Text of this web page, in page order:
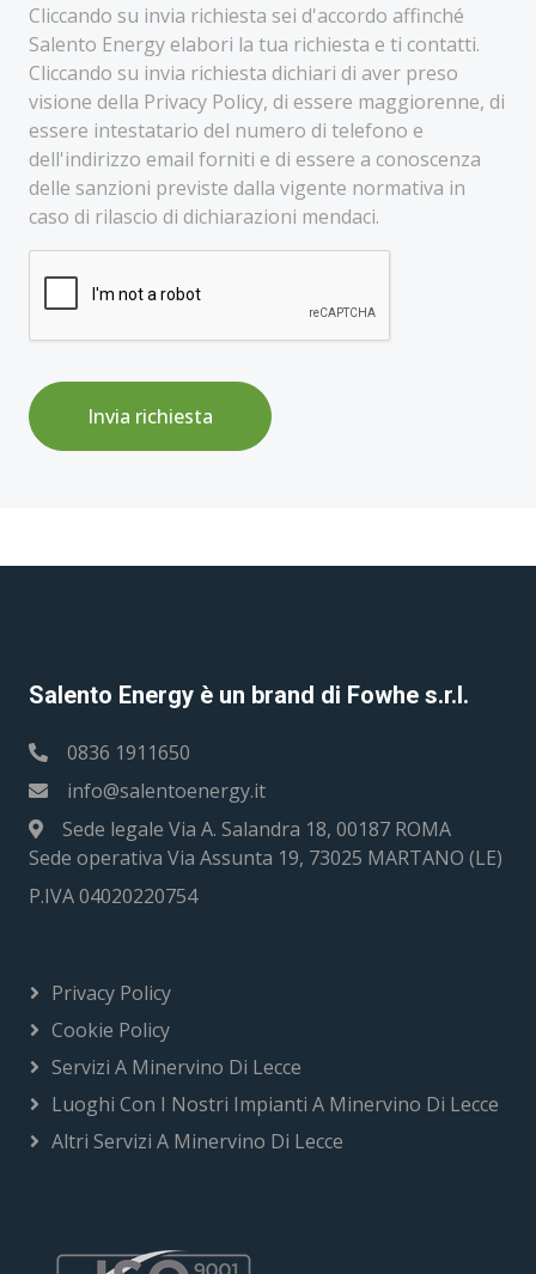
Cliccando su invia richiesta sei d'accordo affinché
Salento Energy elabori la tua richiesta e ti contatti.
Cliccando su invia richiesta dichiari di aver preso
visione della Privacy Policy, di essere maggiorenne, di
essere intestatario del numero di telefono e
dell'indirizzo email forniti e di essere a conoscenza
delle sanzioni previste dalla vigente normativa in
caso di rilascio di dichiarazioni mendaci.
Invia richiesta
Salento Energy è un brand di Fowhe s.r.l.
0836 1911650
info@salentoenergy.it
Sede legale Via A. Salandra 18, 00187 ROMA
Sede operativa Via Assunta 19, 73025 MARTANO (LE)
P.IVA 04020220754
Privacy Policy
Cookie Policy
Servizi A Minervino Di Lecce
Luoghi Con I Nostri Impianti A Minervino Di Lecce
Altri Servizi A Minervino Di Lecce